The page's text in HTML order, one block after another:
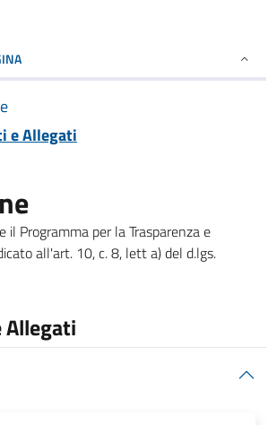
e Allegati
il Programma per la Trasparenza e
all'art. 10, c. 8, lett a) del d.lgs.
Allegati